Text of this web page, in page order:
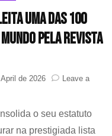
uma das 100
pela revista
de 2026
Leave a
o seu estatuto
na prestigiada lista